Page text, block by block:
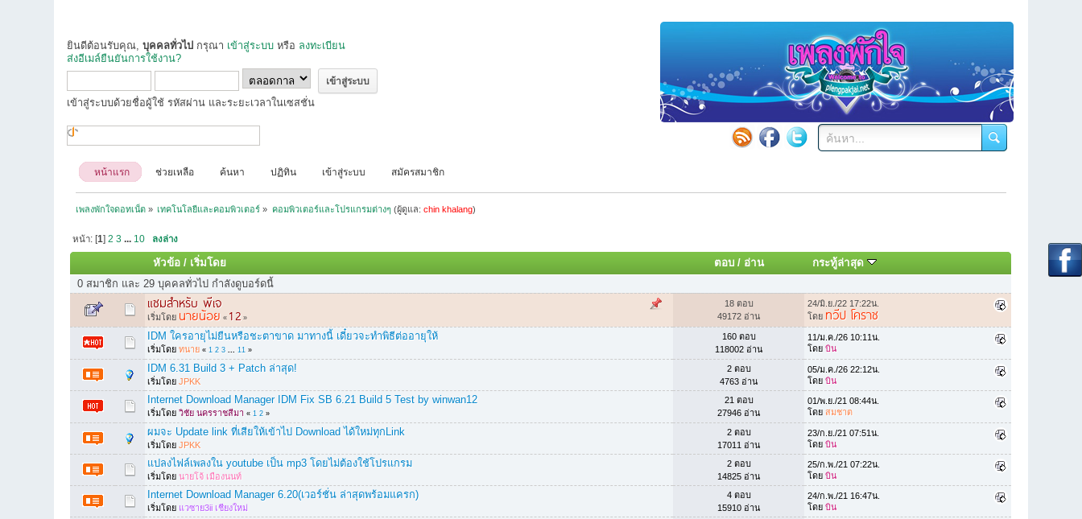
ยินดีต้อนรับคุณ,บุคคลทั่วไป กรุณา เข้าสู่ระบบ หรือ ลงทะเบียน
ส่งอีเมล์ยืนยันการใช้งาน?
เข้าสู่ระบบด้วยชื่อผู้ใช้ รหัสผ่าน และระยะเวลาในเซสชั่น
หน้าแรก ช่วยเหลือ ค้นหา ปฏิทิน เข้าสู่ระบบ สมัครสมาชิก
เพลงพักใจดอทเน็ต» เทคโนโลยีและคอมพิวเตอร์ » คอมพิวเตอร์และโปรแกรมต่างๆ (ผู้ดูแล: chin khalang)
หน้า: [1] 2 3 ... 10 ลงล่าง
หัวข้อ/ เริ่มโดย ตอบ/ อ่าน
กระทู้ล่าสุด
0 สมาชิก และ 29 บุคคลทั่วไป กำลังดูบอร์ดนี้
แซมสำหรับ พีเจ
เริ่มโดย นายน้อย « 12 »
18 ตอบ
49172 อ่าน
24/มิ.ย./22 17:22น.
โดย ทวีป โคราช
IDM ใครอายุไม่ยืนหรือชะตาขาด มาทางนี้ เดี๋ยวจะทำพิธีต่ออายุให้
เริ่มโดยทนาย «1 2 3 ...11 »
160 ตอบ
118002 อ่าน
11/ม.ค./26 10:11น.
โดยบิน
IDM 6.31 Build 3 + Patch ล่าสุด!
เริ่มโดยJPKK
2 ตอบ
4763 อ่าน
05/ม.ค./26 22:12น.
โดยบิน
Internet Download Manager IDM Fix SB 6.21 Build 5 Test by winwan12
เริ่มโดยวิชัย นครราชสีมา «1 2 »
21 ตอบ
27946 อ่าน
01/พ.ย./21 08:44น.
โดยสมชาต
ผมจะ Update link ที่เสียให้เข้าไป Download ได้ใหม่ทุกLink
เริ่มโดยJPKK
2 ตอบ
17011 อ่าน
23/ก.ย./21 07:51น.
โดยบิน
แปลงไฟล์เพลงใน youtube เป็น mp3 โดยไม่ต้องใช้โปรแกรม
เริ่มโดยนายโจ้ เมืองนนท์
2 ตอบ
14825 อ่าน
25/ก.พ./21 07:22น.
โดยบิน
Internet Download Manager 6.20(เวอร์ชั่น ล่าสุดพร้อมแครก)
เริ่มโดย แวซาย3ii เชียงใหม่
4 ตอบ
15910 อ่าน
24/ก.พ./21 16:47น.
โดยบิน